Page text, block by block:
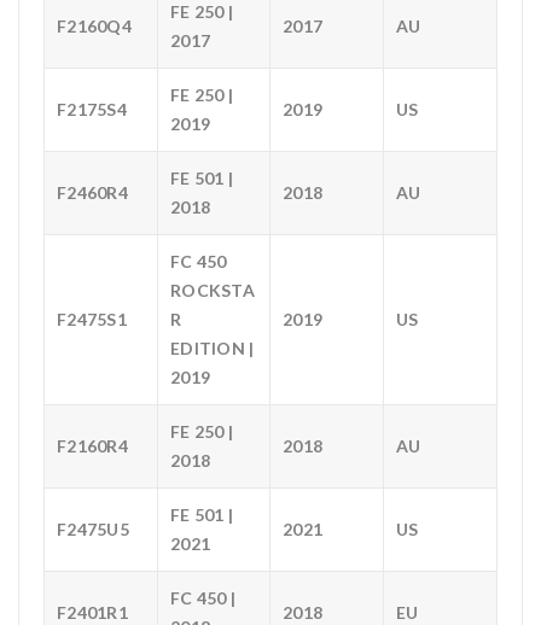
F2160Q4
FE 250 |
2017
2017 AU
F2175S4
FE 250 |
2019
2019 US
F2460R4
FE 501 |
2018
2018 AU
F2475S1
FC 450
ROCKSTA
R
EDITION |
2019
2019 US
F2160R4
FE 250 |
2018
2018 AU
F2475U5
FE 501 |
2021
2021 US
F2401R1
FC 450 |
2018 EU